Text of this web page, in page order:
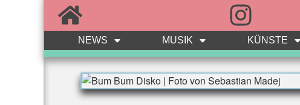
NEWS MUSIK KÜNSTE